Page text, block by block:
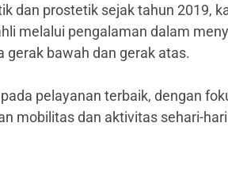
dan prostetik sejak tahun 2019,
melalui pengalaman dalam
bawah dan gerak atas.
pelayanan terbaik, dengan
mobilitas dan aktivitas sehari-